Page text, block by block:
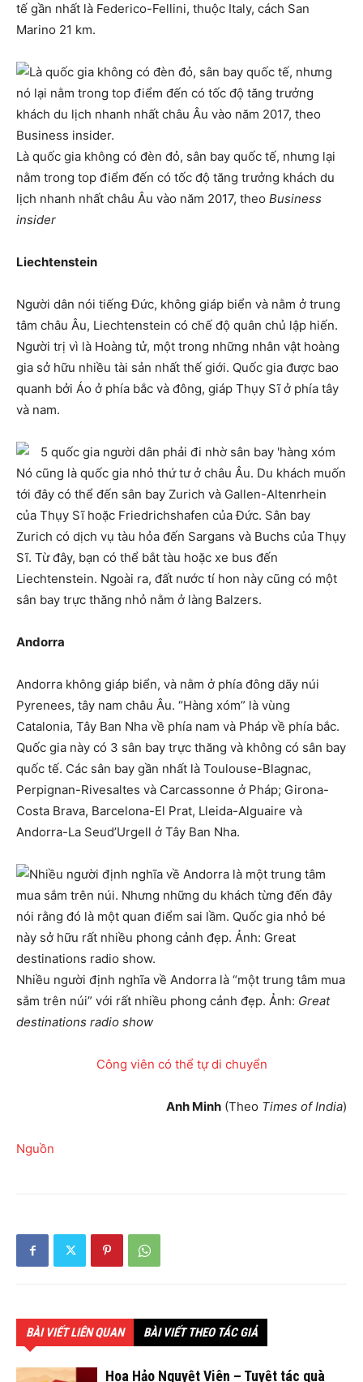
tế gần nhất là Federico-Fellini, thuộc Italy, cách San
Marino 21 km.
Là quốc gia không có đèn đỏ, sân bay quốc tế, nhưng lại
nằm trong top điểm đến có tốc độ tăng trưởng khách du
lịch nhanh nhất châu Âu vào năm 2017, theo Business
insider
Liechtenstein
Người dân nói tiếng Đức, không giáp biển và nằm ở trung
tâm châu Âu, Liechtenstein có chế độ quân chủ lập hiến.
Người trị vì là Hoàng tử, một trong những nhân vật hoàng
gia sở hữu nhiều tài sản nhất thế giới. Quốc gia được bao
quanh bởi Áo ở phía bắc và đông, giáp Thụy Sĩ ở phía tây
và nam.
Nó cũng là quốc gia nhỏ thứ tư ở châu Âu. Du khách muốn
tới đây có thể đến sân bay Zurich và Gallen-Altenrhein
của Thụy Sĩ hoặc Friedrichshafen của Đức. Sân bay
Zurich có dịch vụ tàu hỏa đến Sargans và Buchs của Thụy
Sĩ. Từ đây, bạn có thể bắt tàu hoặc xe bus đến
Liechtenstein. Ngoài ra, đất nước tí hon này cũng có một
sân bay trực thăng nhỏ nằm ở làng Balzers.
Andorra
Andorra không giáp biển, và nằm ở phía đông dãy núi
Pyrenees, tây nam châu Âu. “Hàng xóm” là vùng
Catalonia, Tây Ban Nha về phía nam và Pháp về phía bắc.
Quốc gia này có 3 sân bay trực thăng và không có sân bay
quốc tế. Các sân bay gần nhất là Toulouse-Blagnac,
Perpignan-Rivesaltes và Carcassonne ở Pháp; Girona-
Costa Brava, Barcelona-El Prat, Lleida-Alguaire và
Andorra-La Seud’Urgell ở Tây Ban Nha.
Nhiều người định nghĩa về Andorra là “một trung tâm mua
sắm trên núi” với rất nhiều phong cảnh đẹp. Ảnh: Great
destinations radio show
Công viên có thể tự di chuyển
Anh Minh (Theo Times of India)
Nguồn
BÀI VIẾT LIÊN QUAN BÀI VIẾT THEO TÁC GIẢ
Hoa Hảo Nguyệt Viên – Tuyệt tác quà